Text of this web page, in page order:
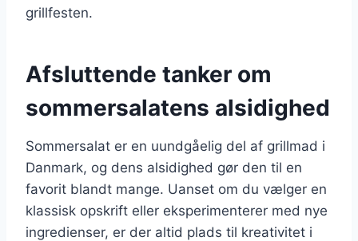
grillfesten.
Afsluttende tanker om
sommersalatens alsidighed
Sommersalat er en uundgåelig del af grillmad i
Danmark, og dens alsidighed gør den til en
favorit blandt mange. Uanset om du vælger en
klassisk opskrift eller eksperimenterer med nye
ingredienser, er der altid plads til kreativitet i